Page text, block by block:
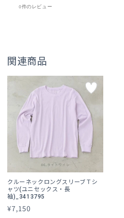
0件のレビュー
関連商品
クルーネックロングスリーブＴシ
ャツ(ユニセックス・長
袖)_3413795
通
¥7,150